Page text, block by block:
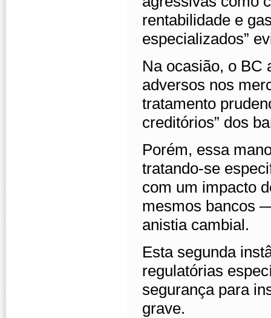
rentabilidade e
especializados”
Na ocasião, o BC
adversos nos
tratamento
creditórios” dos
Porém, essa
tratando-se
com um impacto
mesmos bancos
anistia cambial.
Esta segunda
regulatórias
segurança para
grave.